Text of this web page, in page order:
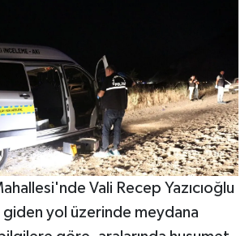
Vali Recep Yazıcıoğlu
yol üzerinde meydana